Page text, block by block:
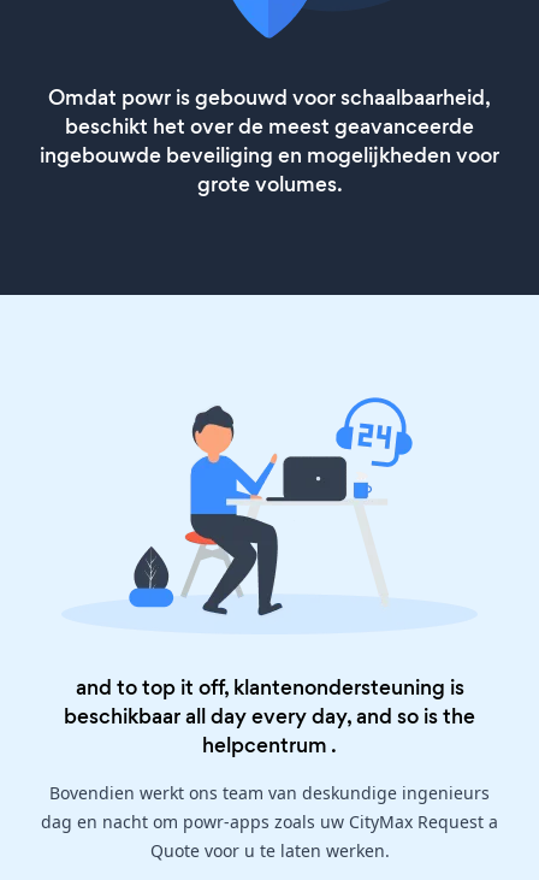
Omdat powr is gebouwd voor schaalbaarheid,
beschikt het over de meest geavanceerde
ingebouwde beveiliging en mogelijkheden voor
grote volumes.
and to top it off, klantenondersteuning is
beschikbaar all day every day, and so is the
helpcentrum .
Bovendien werkt ons team van deskundige ingenieurs
dag en nacht om powr-apps zoals uw CityMax Request a
Quote voor u te laten werken.